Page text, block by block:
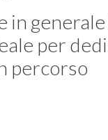
in
per
percorso